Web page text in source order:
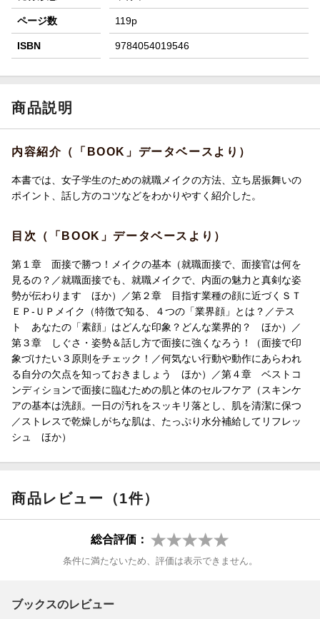
ページ数 119p
ISBN 9784054019546
商品説明
内容紹介（「BOOK」データベースより）
本書では、女子学生のための就職メイクの方法、立ち居振舞いの
ポイント、話し方のコツなどをわかりやすく紹介した。
目次（「BOOK」データベースより）
第１章 面接で勝つ！メイクの基本（就職面接で、面接官は何を
見るの？／就職面接でも、就職メイクで、内面の魅力と真剣な姿
勢が伝わります ほか）／第２章 目指す業種の顔に近づくＳＴ
ＥＰ-ＵＰメイク（特徴で知る、４つの「業界顔」とは？／テス
ト あなたの「素顔」はどんな印象？どんな業界的？ ほか）／
第３章 しぐさ・姿勢＆話し方で面接に強くなろう！（面接で印
象づけたい３原則をチェック！／何気ない行動や動作にあらわれ
る自分の欠点を知っておきましょう ほか）／第４章 ベストコ
ンディションで面接に臨むための肌と体のセルフケア（スキンケ
アの基本は洗顔。一日の汚れをスッキリ落とし、肌を清潔に保つ
／ストレスで乾燥しがちな肌は、たっぷり水分補給してリフレッ
シュ ほか）
商品レビュー（1件）
総合評価：
条件に満たないため、評価は表示できません。
ブックスのレビュー